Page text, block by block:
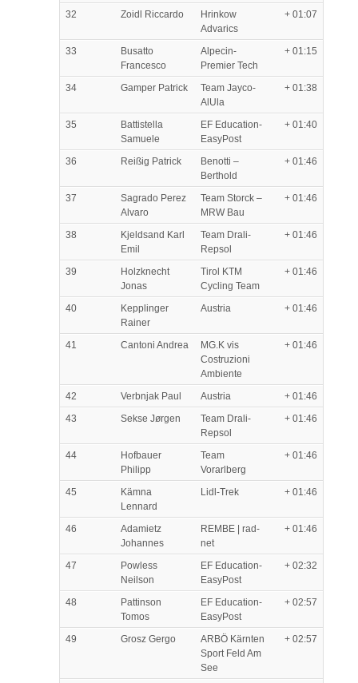
32 Zoidl Riccardo
Hrinkow
Advarics
+ 01:07
33
Busatto
Francesco
Alpecin-
Premier Tech
+ 01:15
34 Gamper Patrick
Team Jayco-
AlUla
+ 01:38
35
Battistella
Samuele
EF Education-
EasyPost
+ 01:40
36 Reißig Patrick
Benotti –
Berthold
+ 01:46
37
Sagrado Perez
Alvaro
Team Storck –
MRW Bau
+ 01:46
38
Kjeldsand Karl
Emil
Team Drali-
Repsol
+ 01:46
39
Holzknecht
Jonas
Tirol KTM
Cycling Team
+ 01:46
40
Kepplinger
Rainer
Austria + 01:46
41 Cantoni Andrea
MG.K vis
Costruzioni
Ambiente
+ 01:46
42 Verbnjak Paul Austria
+ 01:46
43
Sekse Jørgen
Team Drali-
Repsol
+ 01:46
44
Hofbauer
Philipp
Team
Vorarlberg
+ 01:46
45
Kämna
Lennard
Lidl-Trek + 01:46
46
Adamietz
Johannes
REMBE | rad-
net
+ 01:46
47
Powless
Neilson
EF Education-
EasyPost
+ 02:32
48
Pattinson
Tomos
EF Education-
EasyPost
+ 02:57
49 Grosz Gergo
ARBÖ Kärnten
Sport Feld Am
See
+ 02:57